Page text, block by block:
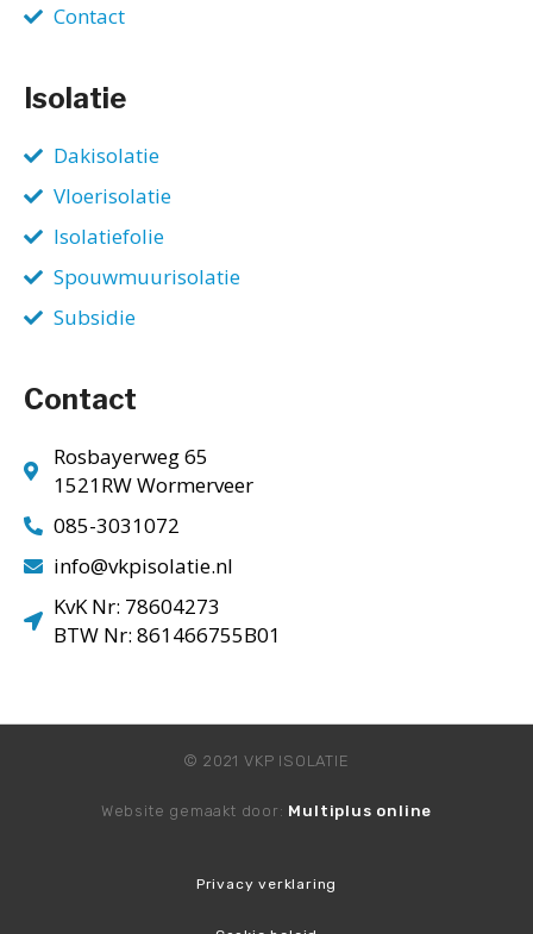
Contact
Isolatie
Dakisolatie
Vloerisolatie
Isolatiefolie
Spouwmuurisolatie
Subsidie
Contact
Rosbayerweg 65
1521RW Wormerveer
085-3031072
info@vkpisolatie.nl
KvK Nr: 78604273
BTW Nr: 861466755B01
© 2021 VKP ISOLATIE
Website gemaakt door: Multiplus online
Privacy verklaring